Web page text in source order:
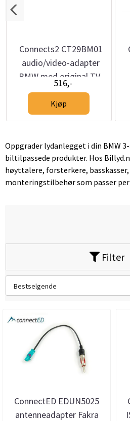
Connects2 CT29BM01
audio/video-adapter
BMW med original TV-
tuner
516,-
Kjøp
Oppgrader lydanlegget i din BMW
biltilpassede produkter. Hos
høyttalere, forsterkere,
monteringstilbehør som passer
Filter
Bestselgende
ConnectED EDUN5025
antenneadapter Fakra